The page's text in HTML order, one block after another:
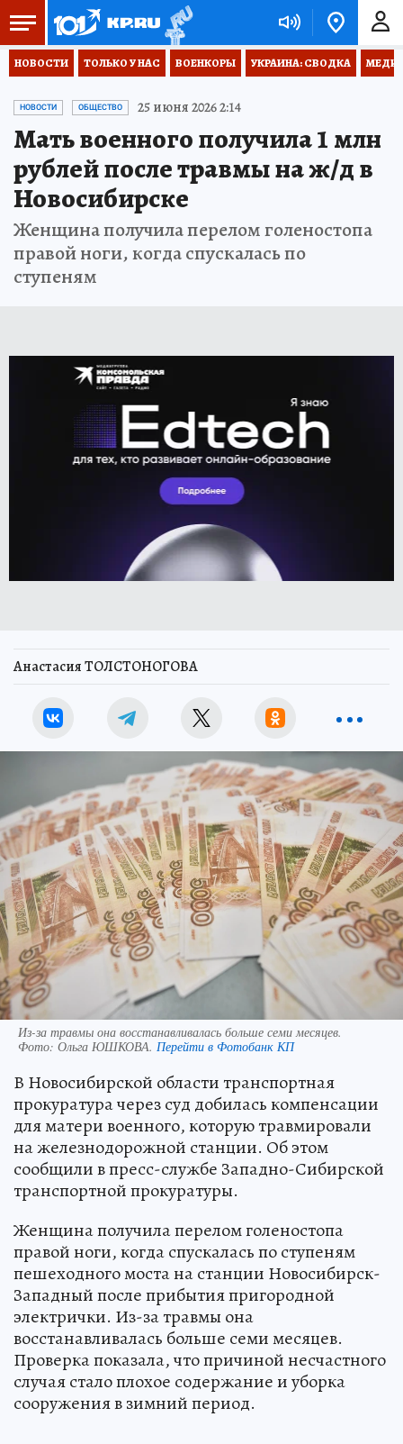
НОВОСТИ ТОЛЬКО У НАС ВОЕНКОРЫ УКРАИНА: СВОДКА
НОВОСТИ ОБЩЕСТВО 25 июня 2026 2:14
Мать военного получила 1 млн
рублей после травмы на ж/д в
Новосибирске
Женщина получила перелом голеностопа
правой ноги, когда спускалась по
ступеням
Анастасия ТОЛСТОНОГОВА
Из-за травмы она восстанавливалась больше семи месяцев.
Фото: Ольга ЮШКОВА. Перейти в Фотобанк КП
В Новосибирской области транспортная
прокуратура через суд добилась компенсации
для матери военного, которую травмировали
на железнодорожной станции. Об этом
сообщили в пресс-службе Западно-Сибирской
транспортной прокуратуры.
Женщина получила перелом голеностопа
правой ноги, когда спускалась по ступеням
пешеходного моста на станции Новосибирск-
Западный после прибытия пригородной
электрички. Из-за травмы она
восстанавливалась больше семи месяцев.
Проверка показала, что причиной несчастного
случая стало плохое содержание и уборка
сооружения в зимний период.